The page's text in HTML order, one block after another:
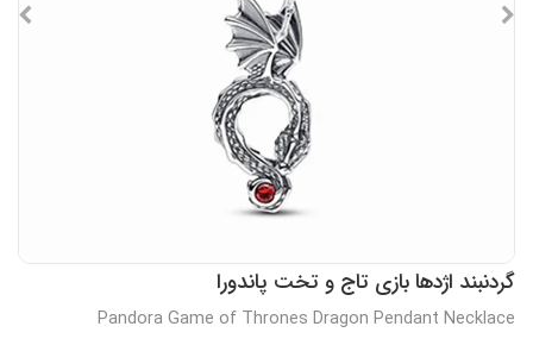
گردنبند اژدها بازی تاج و تخت پاندورا
Pandora Game of Thrones Dragon Pendant Necklace